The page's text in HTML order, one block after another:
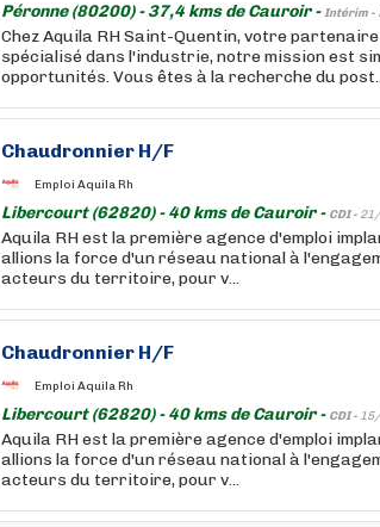
Péronne (80200) - 37,4 kms de Cauroir -Intérim -
Chez Aquila RH Saint-Quentin, votre
spécialisé dans l'industrie, notre mission est
opportunités. Vous êtes à la recherche du
Chaudronnier H/F
Emploi Aquila Rh
Libercourt (62820) - 40 kms de Cauroir - CDI -
Aquila RH est la première agence d'emploi
allions la force d'un réseau national à
acteurs du territoire, pour v...
Chaudronnier H/F
Emploi Aquila Rh
Libercourt (62820) - 40 kms de Cauroir - CDI -
Aquila RH est la première agence d'emploi
allions la force d'un réseau national à
acteurs du territoire, pour v...